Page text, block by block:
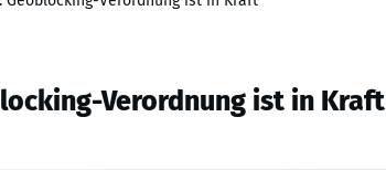
Verordnung ist in Kraft